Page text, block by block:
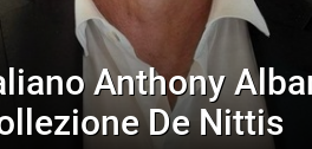
Anthony
De Nittis